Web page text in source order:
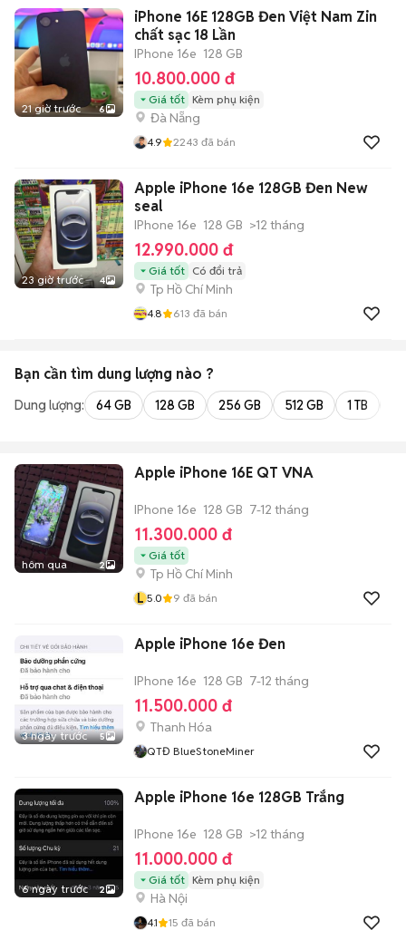
21 giờ trước 6
iPhone 16E 128GB Đen Việt Nam Zin
chất sạc 18 Lần
IPhone 16e 128 GB
10.800.000 đ
Giá tốt Kèm phụ kiện
Đà Nẵng
4.9 2243 đã bán
23 giờ trước 4
Apple iPhone 16e 128GB Đen New
seal
IPhone 16e 128 GB >12 tháng
12.990.000 đ
Giá tốt Có đổi trả
Tp Hồ Chí Minh
4.8 613 đã bán
Bạn cần tìm dung lượng nào ?
Dung lượng: 64 GB 128 GB 256 GB 512 GB 1 TB
hôm qua 2
Apple iPhone 16E QT VNA
IPhone 16e 128 GB 7-12 tháng
11.300.000 đ
Giá tốt
Tp Hồ Chí Minh
L 5.0 9 đã bán
3 ngày trước 5
Apple iPhone 16e Đen
IPhone 16e 128 GB 7-12 tháng
11.500.000 đ
Thanh Hóa
QTĐ BlueStoneMiner
6 ngày trước 2
Apple iPhone 16e 128GB Trắng
IPhone 16e 128 GB >12 tháng
11.000.000 đ
Giá tốt Kèm phụ kiện
Hà Nội
4.1 15 đã bán